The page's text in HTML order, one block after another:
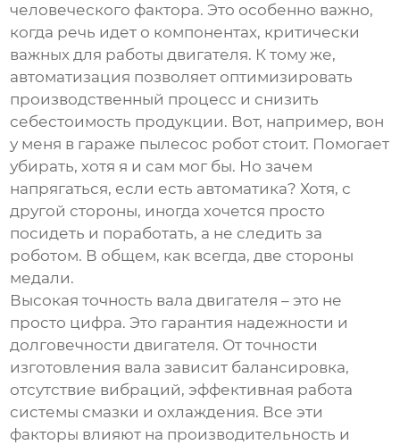
человеческого фактора. Это особенно важно,
когда речь идет о компонентах, критически
важных для работы двигателя. К тому же,
автоматизация позволяет оптимизировать
производственный процесс и снизить
себестоимость продукции. Вот, например, вон
у меня в гараже пылесос робот стоит. Помогает
убирать, хотя я и сам мог бы. Но зачем
напрягаться, если есть автоматика? Хотя, с
другой стороны, иногда хочется просто
посидеть и поработать, а не следить за
роботом. В общем, как всегда, две стороны
медали.
Высокая точность вала двигателя – это не
просто цифра. Это гарантия надежности и
долговечности двигателя. От точности
изготовления вала зависит балансировка,
отсутствие вибраций, эффективная работа
системы смазки и охлаждения. Все эти
факторы влияют на производительность и